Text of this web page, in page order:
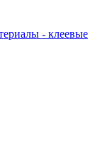
- клеевые